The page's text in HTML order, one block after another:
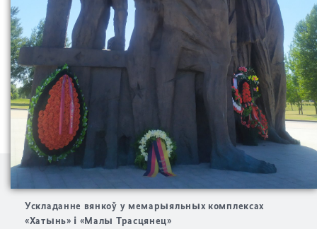
Ускладанне вянкоў у мемарыяльных комплексах
«Хатынь» і «Малы Трасцянец»